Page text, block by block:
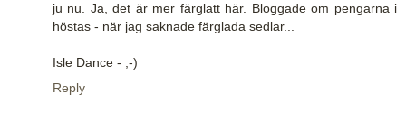
ju nu. Ja, det är mer färglatt här. Bloggade om pengarna i
höstas - när jag saknade färglada sedlar...
Isle Dance - ;-)
Reply